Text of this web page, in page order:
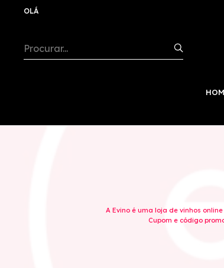
OLÁ
A Evino é uma loja de vinhos
Cupom e código